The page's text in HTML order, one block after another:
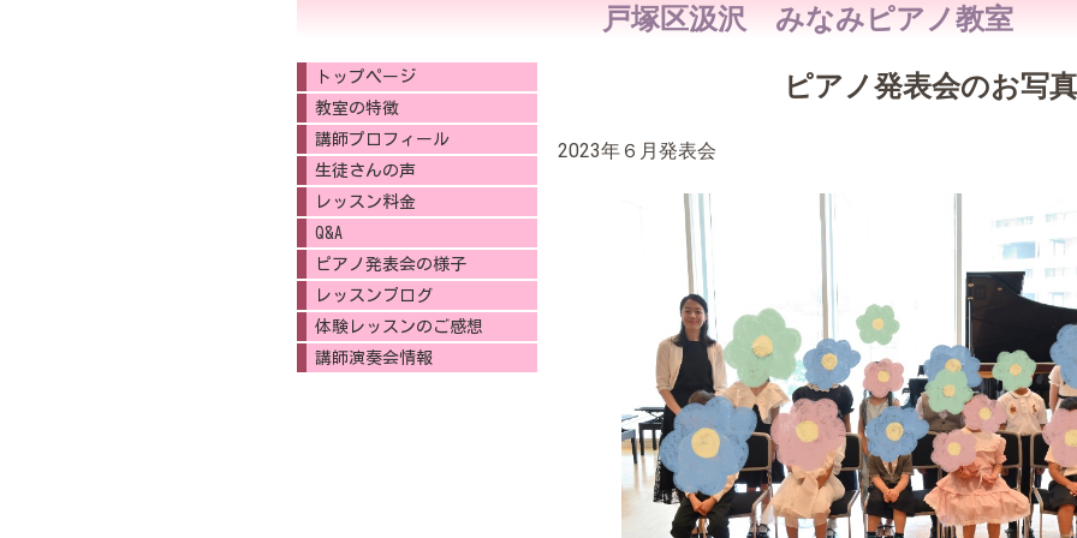
戸塚区汲沢 みなみピアノ教室
ピアノ発表会のお写真
2023年６月発表会
トップページ
教室の特徴
講師プロフィール
生徒さんの声
レッスン料金
Q&A
ピアノ発表会の様子
レッスンブログ
体験レッスンのご感想
講師演奏会情報